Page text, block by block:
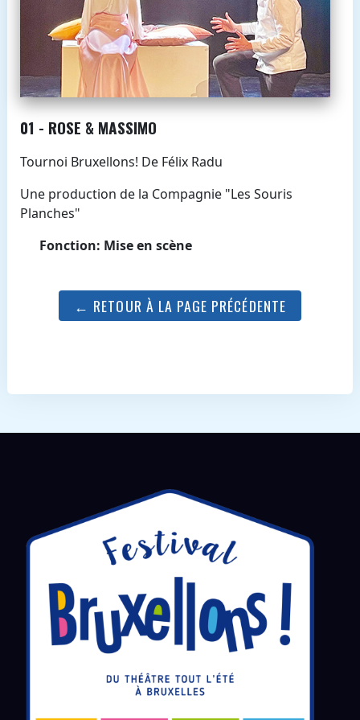
01 - ROSE & MASSIMO
Tournoi Bruxellons! De Félix Radu
Une production de la Compagnie "Les Souris
Planches"
Fonction: Mise en scène
← RETOUR À LA PAGE PRÉCÉDENTE